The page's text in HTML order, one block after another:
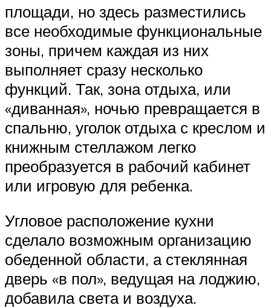
площади, но здесь разместились
все необходимые функциональные
зоны, причем каждая из них
выполняет сразу несколько
функций. Так, зона отдыха, или
«диванная», ночью превращается в
спальню, уголок отдыха с креслом и
книжным стеллажом легко
преобразуется в рабочий кабинет
или игровую для ребенка.
Угловое расположение кухни
сделало возможным организацию
обеденной области, а стеклянная
дверь «в пол», ведущая на лоджию,
добавила света и воздуха.